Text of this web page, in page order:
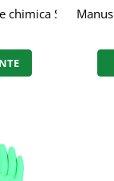
chimica Sol-Vex